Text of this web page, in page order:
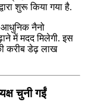
शुरू किया गया है.
आधुनिक नैनो
में मदद मिलेगी. इस
करीब डेढ़ लाख
चुनी गईं